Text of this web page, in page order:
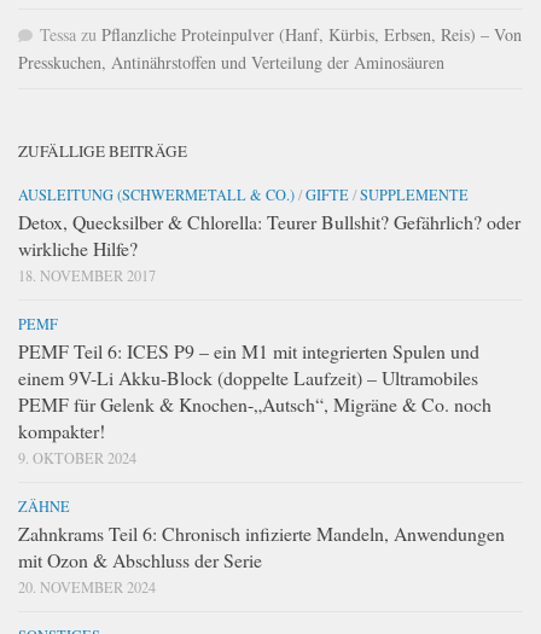
Tessa zu Pflanzliche Proteinpulver (Hanf, Kürbis, Erbsen, Reis) – Von
Presskuchen, Antinährstoffen und Verteilung der Aminosäuren
ZUFÄLLIGE BEITRÄGE
AUSLEITUNG (SCHWERMETALL & CO.)/GIFTE/SUPPLEMENTE
Detox, Quecksilber & Chlorella: Teurer Bullshit? Gefährlich? oder
wirkliche Hilfe?
18. NOVEMBER 2017
PEMF
PEMF Teil 6: ICES P9 – ein M1 mit integrierten Spulen und
einem 9V-Li Akku-Block (doppelte Laufzeit) – Ultramobiles
PEMF für Gelenk & Knochen-„Autsch“, Migräne & Co. noch
kompakter!
9. OKTOBER 2024
ZÄHNE
Zahnkrams Teil 6: Chronisch infizierte Mandeln, Anwendungen
mit Ozon & Abschluss der Serie
20. NOVEMBER 2024